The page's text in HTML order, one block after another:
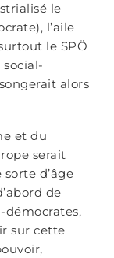
le
l’aile
le SPÖ
alors
et du
serait
d’âge
de
démocrates,
sur cette